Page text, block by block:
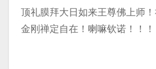
顶礼膜拜大日如来王尊佛上师
金刚禅定自在！喇嘛钦诺！！！